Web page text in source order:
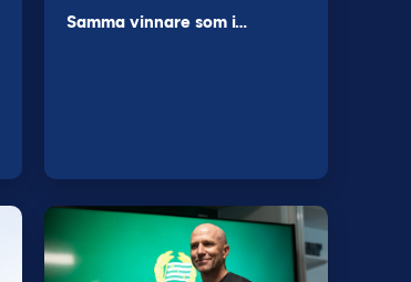
Samma vinnare som i…